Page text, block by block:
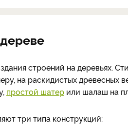
строений на деревьях.
на раскидистых древесных
простой шатер или шалаш на
три типа конструкций: